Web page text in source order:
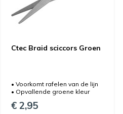
Ctec Braid sciccors Groen
• Voorkomt rafelen van de lijn
• Opvallende groene kleur
€ 2,95